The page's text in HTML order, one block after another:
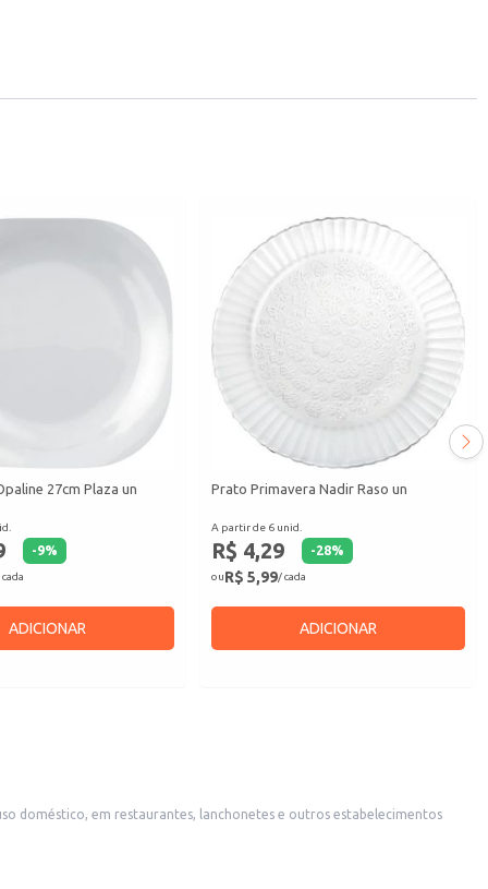
27cm Plaza un
-9%
ADICIONAR
Prato Primavera Nadir Raso un
A partir de 6 unid.
R$ 4,29 -28%
ouR$ 5,99/ cada
ADICIONAR
doméstico, em restaurantes, lanchonetes e outros estabelecimentos